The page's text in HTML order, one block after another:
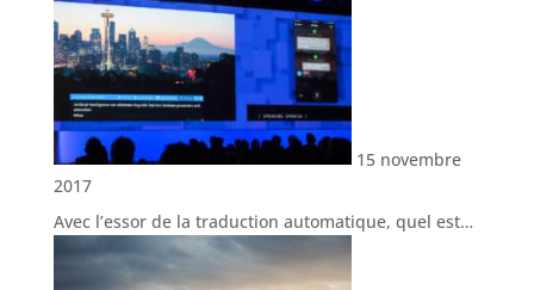
15 novembre
2017
Avec l’essor de la traduction automatique, quel est…